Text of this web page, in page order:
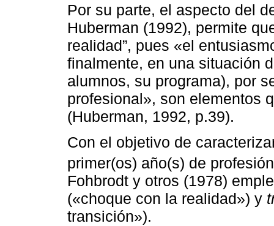
Por su parte, el aspecto del
Huberman (1992), permite
realidad”, pues «el
finalmente, en una situación
alumnos, su programa), por
profesional», son elementos
(Huberman, 1992, p.39).
Con el objetivo de
primer(os) año(s) de
Fohbrodt y otros (1978)
(«choque con la realidad») y
transición»).